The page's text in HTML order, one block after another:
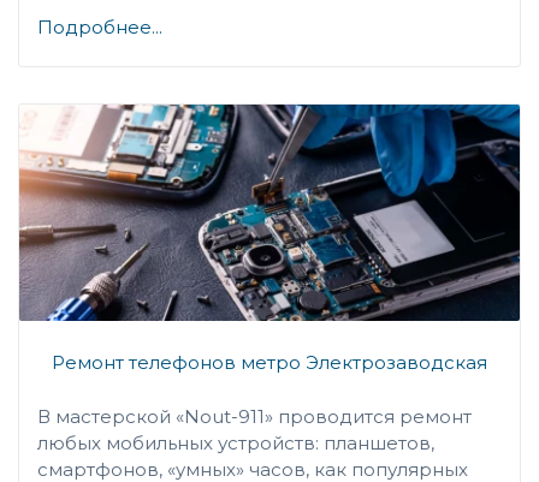
Подробнее...
Ремонт телефонов метро Электрозаводская
В мастерской «Nout-911» проводится ремонт
любых мобильных устройств: планшетов,
смартфонов, «умных» часов, как популярных